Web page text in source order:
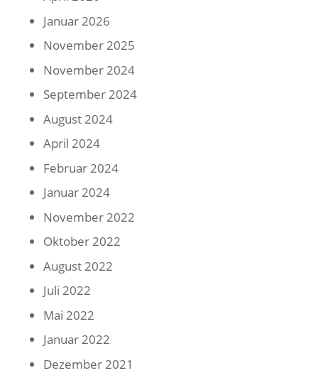
Januar 2026
November 2025
November 2024
September 2024
August 2024
April 2024
Februar 2024
Januar 2024
November 2022
Oktober 2022
August 2022
Juli 2022
Mai 2022
Januar 2022
Dezember 2021